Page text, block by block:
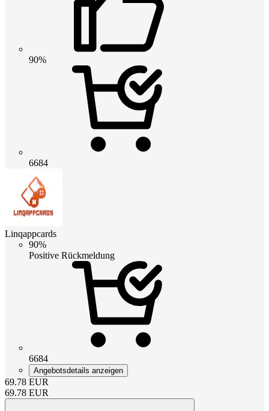
90%
6684
Linqappcards
90%
Positive Rückmeldung
6684
Angebotsdetails anzeigen
69.78 EUR
69.78 EUR